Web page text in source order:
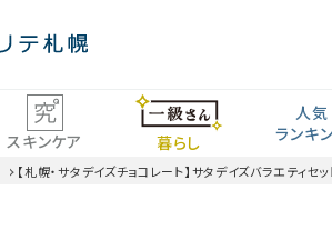
スキンケア 暮らし
人気
ランキ
【札幌・サタデイズチョコレート】サタデイズバラエティセッ